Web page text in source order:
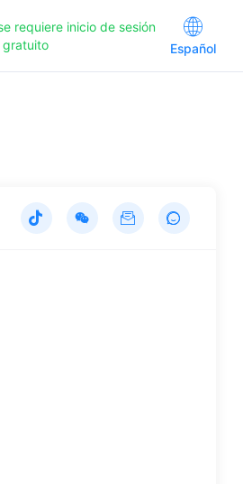
requiere inicio de sesión
gratuito
Español